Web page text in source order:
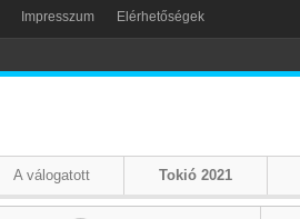
Impresszum Elérhetőségek
A válogatott Tokió 2021